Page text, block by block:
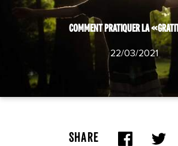
COMMENT PRATIQUER LA
22/03/2021
SHARE